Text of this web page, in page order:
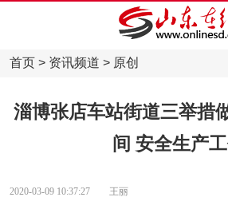
首页> 资讯频道 > 原创
淄博张店车站街道三举措
间 安全生产
2020-03-09 10:37:27 王丽